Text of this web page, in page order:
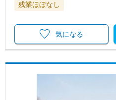
残業ほぼなし
気になる